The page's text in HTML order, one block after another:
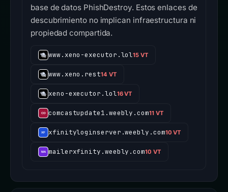
base de datos PhishDestroy. Estos enlaces de
descubrimiento no implican infraestructura ni
propiedad compartida.
www.xeno-executor.lol15 VT
www.xeno.rest14 VT
xeno-executor.lol16 VT
comcastupdate1.weebly.com11 VT
xfinityloginserver.weebly.com10 VT
mailerxfinity.weebly.com10 VT